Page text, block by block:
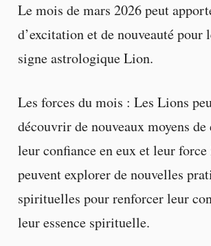
Le mois de mars 2026 peut
d’excitation et de nouveauté pour
signe astrologique Lion.
Les forces du mois : Les Lions
découvrir de nouveaux moyens de
leur confiance en eux et leur
peuvent explorer de nouvelles
spirituelles pour renforcer leur
leur essence spirituelle.